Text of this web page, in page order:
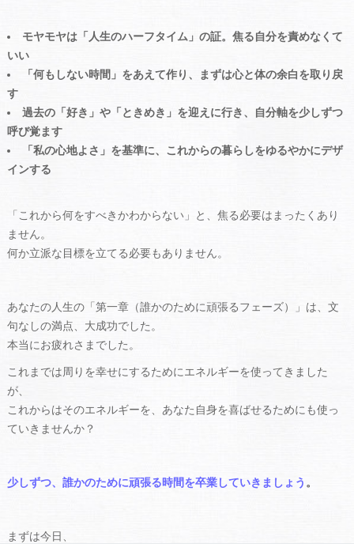
モヤモヤは「人生のハーフタイム」の証。焦る自分を責めなくて
いい
「何もしない時間」をあえて作り、まずは心と体の余白を取り戻
す
過去の「好き」や「ときめき」を迎えに行き、自分軸を少しずつ
呼び覚ます
「私の心地よさ」を基準に、これからの暮らしをゆるやかにデザ
インする
「これから何をすべきかわからない」と、焦る必要はまったくあり
ません。
何か立派な目標を立てる必要もありません。
あなたの人生の「第一章（誰かのために頑張るフェーズ）」は、文
句なしの満点、大成功でした。
本当にお疲れさまでした。
これまでは周りを幸せにするためにエネルギーを使ってきました
が、
これからはそのエネルギーを、あなた自身を喜ばせるためにも使っ
ていきませんか？
少しずつ、誰かのために頑張る時間を卒業していきましょう 。
まずは今日、